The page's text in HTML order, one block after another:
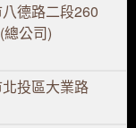
德路二段260
公司)
投區大業路